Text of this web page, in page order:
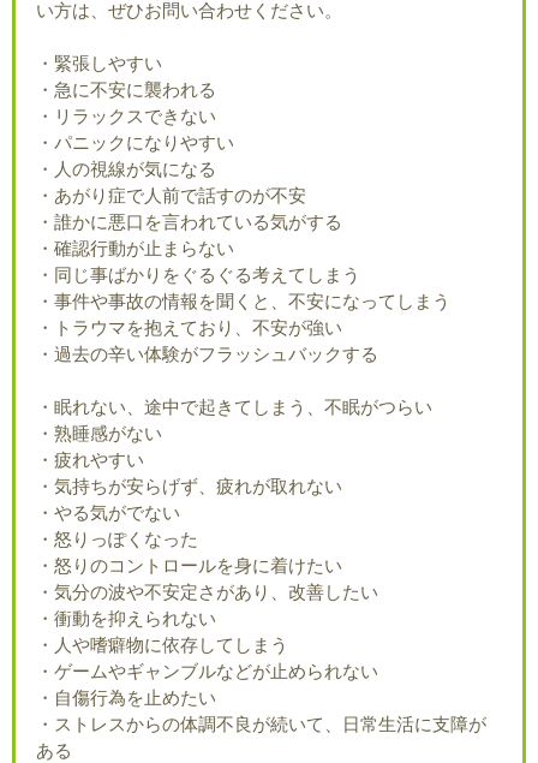
い方は、ぜひお問い合わせください。
・緊張しやすい
・急に不安に襲われる
・リラックスできない
・パニックになりやすい
・人の視線が気になる
・あがり症で人前で話すのが不安
・誰かに悪口を言われている気がする
・確認行動が止まらない
・同じ事ばかりをぐるぐる考えてしまう
・事件や事故の情報を聞くと、不安になってしまう
・トラウマを抱えており、不安が強い
・過去の辛い体験がフラッシュバックする
・眠れない、途中で起きてしまう、不眠がつらい
・熟睡感がない
・疲れやすい
・気持ちが安らげず、疲れが取れない
・やる気がでない
・怒りっぽくなった
・怒りのコントロールを身に着けたい
・気分の波や不安定さがあり、改善したい
・衝動を抑えられない
・人や嗜癖物に依存してしまう
・ゲームやギャンブルなどが止められない
・自傷行為を止めたい
・ストレスからの体調不良が続いて、日常生活に支障が
ある